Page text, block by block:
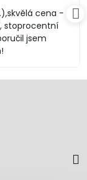
cena -
stoprocentní
jsem